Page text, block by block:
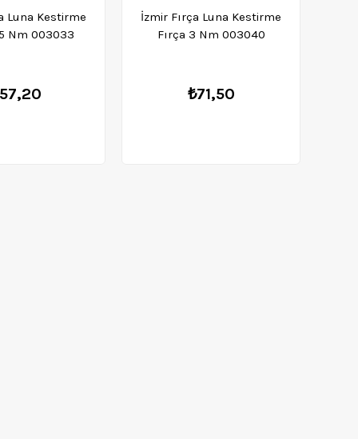
Luna Kestirme
Nm 003033
İzmir Fırça Luna Kestirme
Fırça 3 Nm 003040
₺71,50